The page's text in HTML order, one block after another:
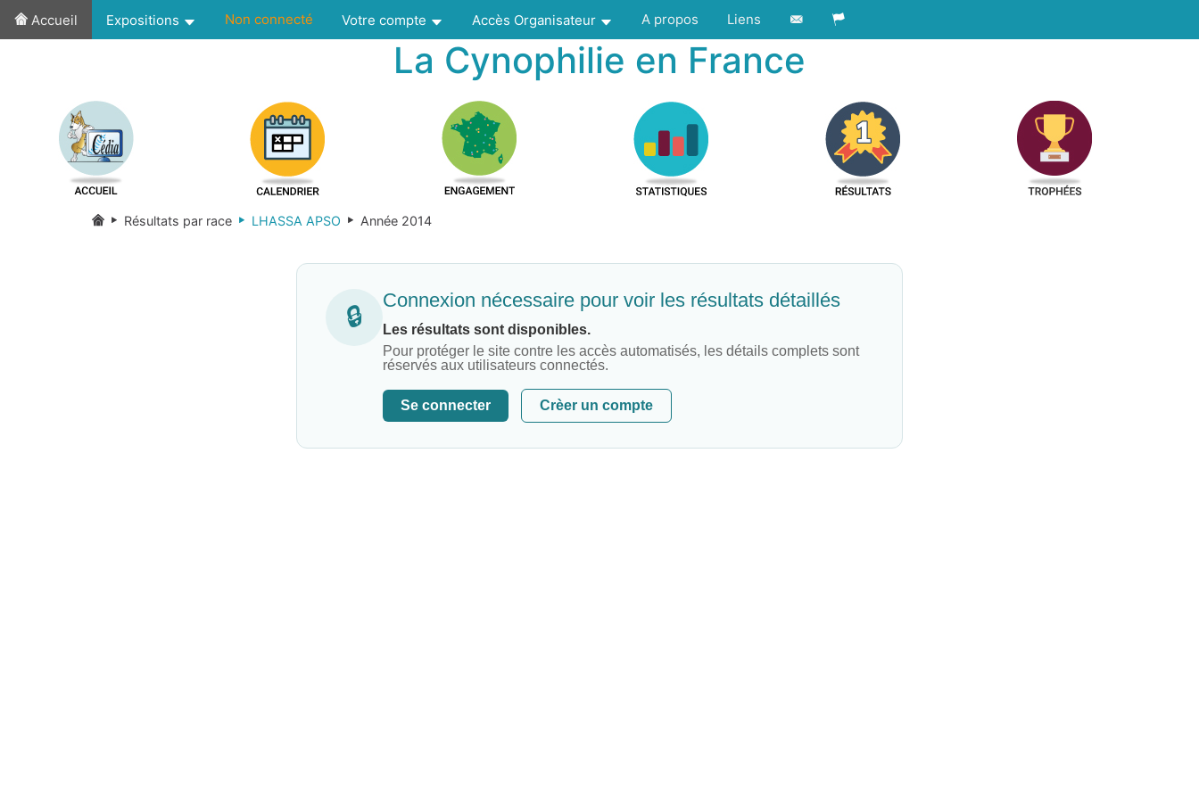
Accueil Expositions Non connecté Votre compte Accès Organisateur A propos Liens
La Cynophilie en France
Résultats par race LHASSA APSO Année 2014
🔒
Connexion nécessaire pour voir les résultats détaillés
Les résultats sont disponibles.
Pour protéger le site contre les accès automatisés, les détails complets sont
réservés aux utilisateurs connectés.
Se connecter Crèer un compte